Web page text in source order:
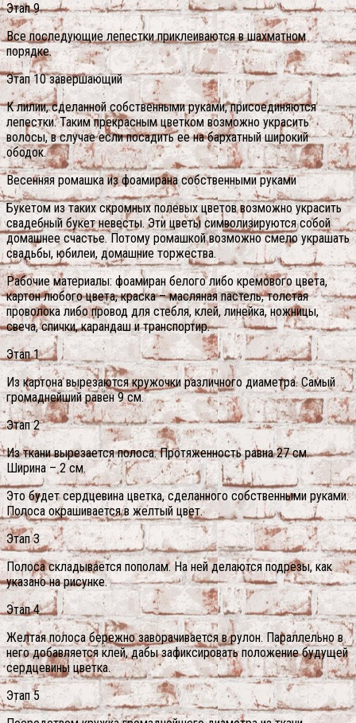
Этап 9
Все последующие лепестки приклеиваются в шахматном
порядке.
Этап 10 завершающий
К лилии, сделанной собственными руками, присоединяются
лепестки. Таким прекрасным цветком возможно украсить
волосы, в случае если посадить ее на бархатный широкий
ободок.
Весенняя ромашка из фоамирана собственными руками
Букетом из таких скромных полевых цветов возможно украсить
свадебный букет невесты. Эти цветы символизируются собой
домашнее счастье. Потому ромашкой возможно смело украшать
свадьбы, юбилеи, домашние торжества.
Рабочие материалы: фоамиран белого либо кремового цвета,
картон любого цвета, краска – масляная пастель, толстая
проволока либо провод для стебля, клей, линейка, ножницы,
свеча, спички, карандаш и транспортир.
Этап 1
Из картона вырезаются кружочки различного диаметра. Самый
громаднейший равен 9 см.
Этап 2
Из ткани вырезается полоса. Протяженность равна 27 см.
Ширина – 2 см.
Это будет сердцевина цветка, сделанного собственными руками.
Полоса окрашивается в желтый цвет.
Этап 3
Полоса складывается пополам. На ней делаются подрезы, как
указано на рисунке.
Этап 4
Желтая полоса бережно заворачивается в рулон. Параллельно в
него добавляется клей, дабы зафиксировать положение будущей
сердцевины цветка.
Этап 5